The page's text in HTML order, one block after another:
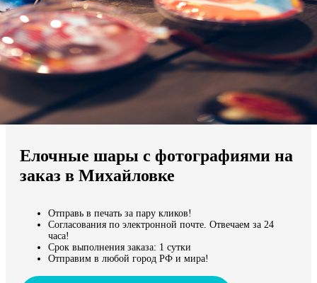
Мы доставляем по всему миру
Продолжить без города
Елочные шары с фотографиями на
заказ в Михайловке
Отправь в печать за пару кликов!
Согласования по электронной почте. Отвечаем за 24
часа!
Срок выполнения заказа: 1 сутки
Отправим в любой город РФ и мира!